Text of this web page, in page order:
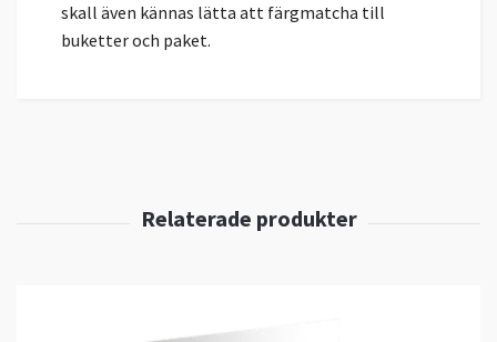
skall även kännas lätta att färgmatcha till
buketter och paket.